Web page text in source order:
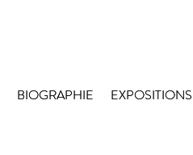
BIOGRAPHIE EXPOSITIONS
BIOGRAPHIE EXPOSITIONS